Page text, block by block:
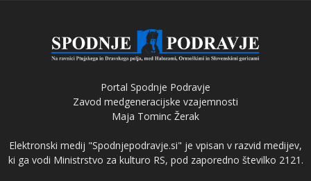
Portal Spodnje Podravje
Zavod medgeneracijske vzajemnosti
Maja Tominc Žerak
Elektronski medij "Spodnjepodravje.si" je vpisan v razvid medijev,
ki ga vodi Ministrstvo za kulturo RS, pod zaporedno številko 2121.